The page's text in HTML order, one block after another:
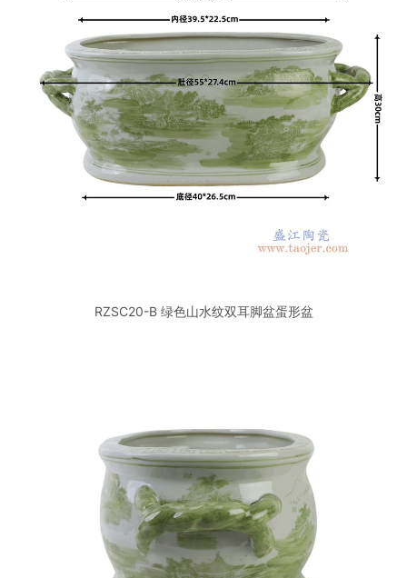
RZSC20-B 绿色山水纹双耳脚盆蛋形盆